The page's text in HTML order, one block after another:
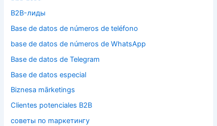
B2B-лиды
Base de datos de números de teléfono
base de datos de números de WhatsApp
Base de datos de Telegram
Base de datos especial
Biznesa mārketings
Clientes potenciales B2B
cоветы по mаркетингу